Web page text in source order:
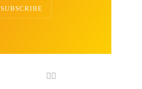
SUBSCRIBE